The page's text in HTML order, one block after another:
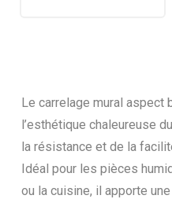
Le carrelage mural aspect
l’esthétique chaleureuse
la résistance et de la
Idéal pour les pièces
ou la cuisine, il apporte